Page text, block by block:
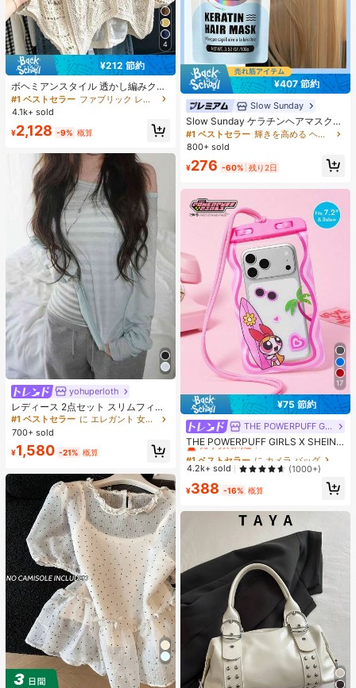
4
¥212 節約
ボヘミアンスタイル 透かし編みクロ
シェ編み Vネック 3/4袖 ルーズ カジ
ュアル アウター 秋 ビーチ 日よけ カ
#1 ベストセラー
ファブリック レディース軽量カーディガン
4.1k+ sold
¥2,128 -9% 概算
yohuperloth
レディース 2点セット スリムフィッ
ト セミシアー スパゲッティストラッ
プ ストライプ キャミソールトップ
エレガント
#1 ベストセラー
に エレガント 女性用ツーピース衣装
700+ sold
¥1,580 -21% 概算
¥407 節約
Slow Sunday
Slow Sunday ケラチンヘアマスク、
ケラチン、タンパク質豊富な成分、
強力な保湿、髪の補修と強化、すべ
ーチ、旅行の必需品、夏のヘアケア
#1 ベストセラー
輝きを高める ヘアトリートメント
800+ sold
¥276 -60% 残り2日
17
¥75 節約
THE POWERPUFF GIRLS
THE POWERPUFF GIRLS X SHEIN 1
個 カートゥーン柄プリント 防水タッ
チスクリーン透明ウォータースポー
ツ用スマホバッグ、ラフティング、
ビーチ、水泳、ボート、カヤック、
ハイキングに適し、スマホ、カメ
砂、雪、埃から保護、ハート
#1 ベストセラー に カメラ バッグ
売り切れ間近！
#1 ベストセラー
に カメラ バッグ
売り切れ間近！
#1 ベストセラー
に カメラ バッグ
売り切れ間近！
#1 ベストセラー
売り切れ間近！
4.2k+ sold (1000+)
¥388 -16% 概算